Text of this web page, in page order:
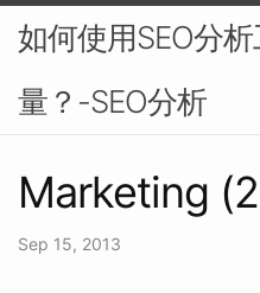
如何使用SEO分
量？-SEO分析
Marketing
Sep 15, 2013